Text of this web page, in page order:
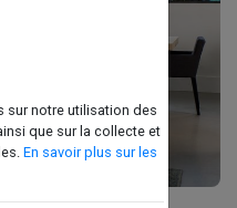
sur notre utilisation des
que sur la collecte et
En savoir plus sur les